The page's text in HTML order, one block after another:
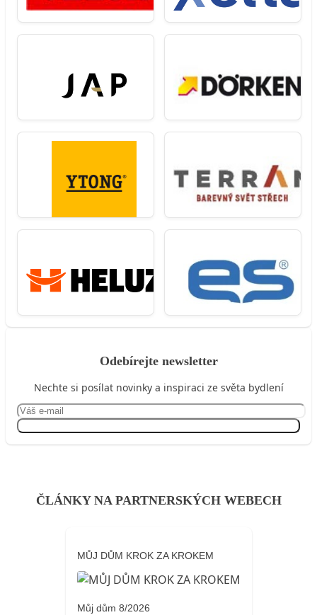
Odebírejte newsletter
Nechte si posílat novinky a inspiraci ze světa bydlení
ČLÁNKY NA PARTNERSKÝCH WEBECH
MŮJ DŮM KROK ZA KROKEM
Můj dům 8/2026